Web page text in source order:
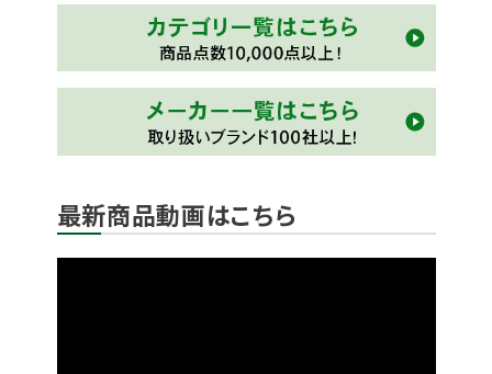
最新商品動画はこちら